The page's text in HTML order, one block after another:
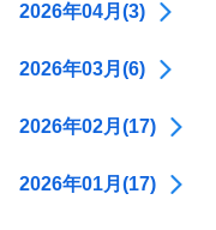
2026年04月(3)
2026年03月(6)
2026年02月(17)
2026年01月(17)